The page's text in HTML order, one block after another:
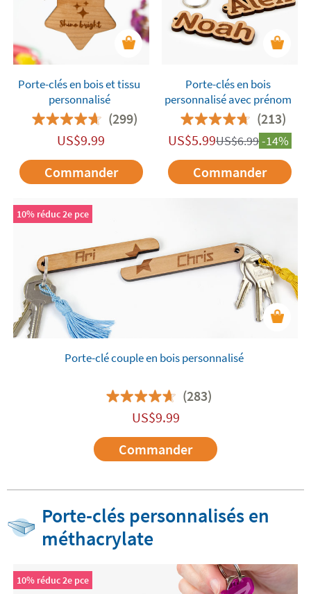
Porte-clés en bois et tissu
personnalisé
(299)
US$9.99
Commander
Porte-clés en bois
personnalisé avec prénom
(213)
US$5.99US$6.99-14%
Commander
10% réduc 2e pce
Porte-clé couple en bois personnalisé
(283)
US$9.99
Commander
Porte-clés personnalisés en
méthacrylate
10% réduc 2e pce